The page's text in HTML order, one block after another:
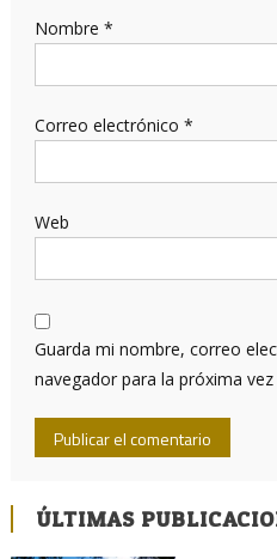
Nombre *
Correo electrónico *
Web
Guarda mi nombre, correo
navegador para la próxima
ÚLTIMAS